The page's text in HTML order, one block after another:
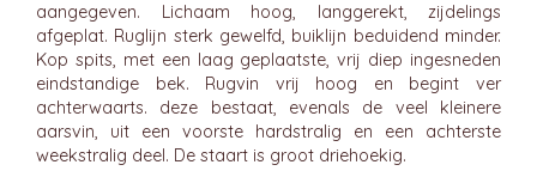
aangegeven. Lichaam hoog, langgerekt, zijdelings
afgeplat. Ruglijn sterk gewelfd, buiklijn beduidend minder.
Kop spits, met een laag geplaatste, vrij diep ingesneden
eindstandige bek. Rugvin vrij hoog en begint ver
achterwaarts. deze bestaat, evenals de veel kleinere
aarsvin, uit een voorste hardstralig en een achterste
weekstralig deel. De staart is groot driehoekig.